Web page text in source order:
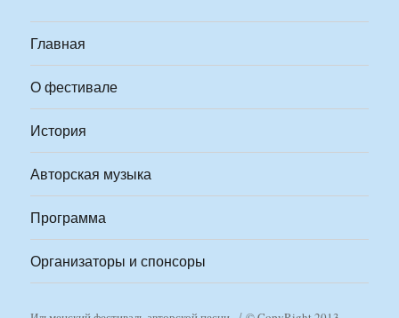
Главная
О фестивале
История
Авторская музыка
Программа
Организаторы и спонсоры